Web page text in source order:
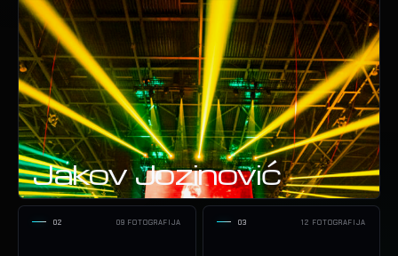
Jakov Jozinović
02 09 FOTOGRAFIJA 03 12 FOTOGRAFIJA